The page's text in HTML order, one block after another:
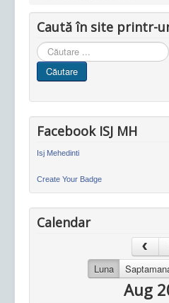
Caută în site printr-
Cauta
in
site
Căutare
Facebook ISJ MH
Isj Mehedinti
Create Your Badge
Calendar
Luna
Aug